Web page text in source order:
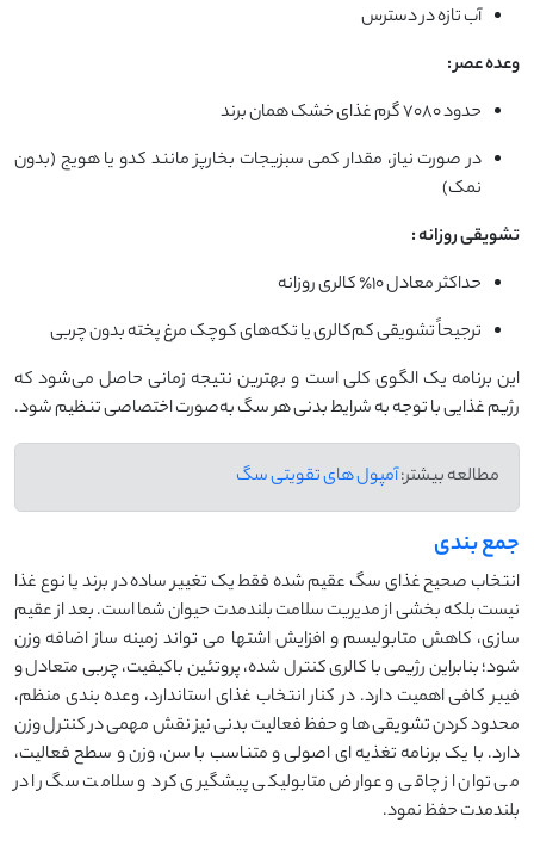
آب تازه در دسترس
وعده عصر:
حدود ۷۰۸۰ گرم غذای خشک همان برند
در صورت نیاز، مقدار کمی سبزیجات بخارپز مانند کدو یا هویج (بدون
نمک)
تشویقی روزانه:
حداکثر معادل ۱۰٪ کالری روزانه
ترجیحاً تشویقی کم‌کالری یا تکه‌های کوچک مرغ پخته بدون چربی
این برنامه یک الگوی کلی است و بهترین نتیجه زمانی حاصل می‌شود که
رژیم غذایی با توجه به شرایط بدنی هر سگ به‌صورت اختصاصی تنظیم شود.
مطالعه بیشتر:آمپول های تقویتی سگ
جمع بندی
انتخاب صحیح غذای سگ عقیم شده فقط یک تغییر ساده در برند یا نوع غذا
نیست بلکه بخشی از مدیریت سلامت بلندمدت حیوان شما است. بعد از عقیم
سازی، کاهش متابولیسم و افزایش اشتها می تواند زمینه ساز اضافه وزن
شود؛ بنابراین رژیمی با کالری کنترل شده، پروتئین باکیفیت، چربی متعادل و
فیبر کافی اهمیت دارد. در کنار انتخاب غذای استاندارد، وعده بندی منظم،
محدود کردن تشویقی ها و حفظ فعالیت بدنی نیز نقش مهمی در کنترل وزن
دارد. با یک برنامه تغذیه ای اصولی و متناسب با سن، وزن و سطح فعالیت،
می توان از چاقی و عوارض متابولیکی پیشگیری کرد و سلامت سگ را در
بلندمدت حفظ نمود.